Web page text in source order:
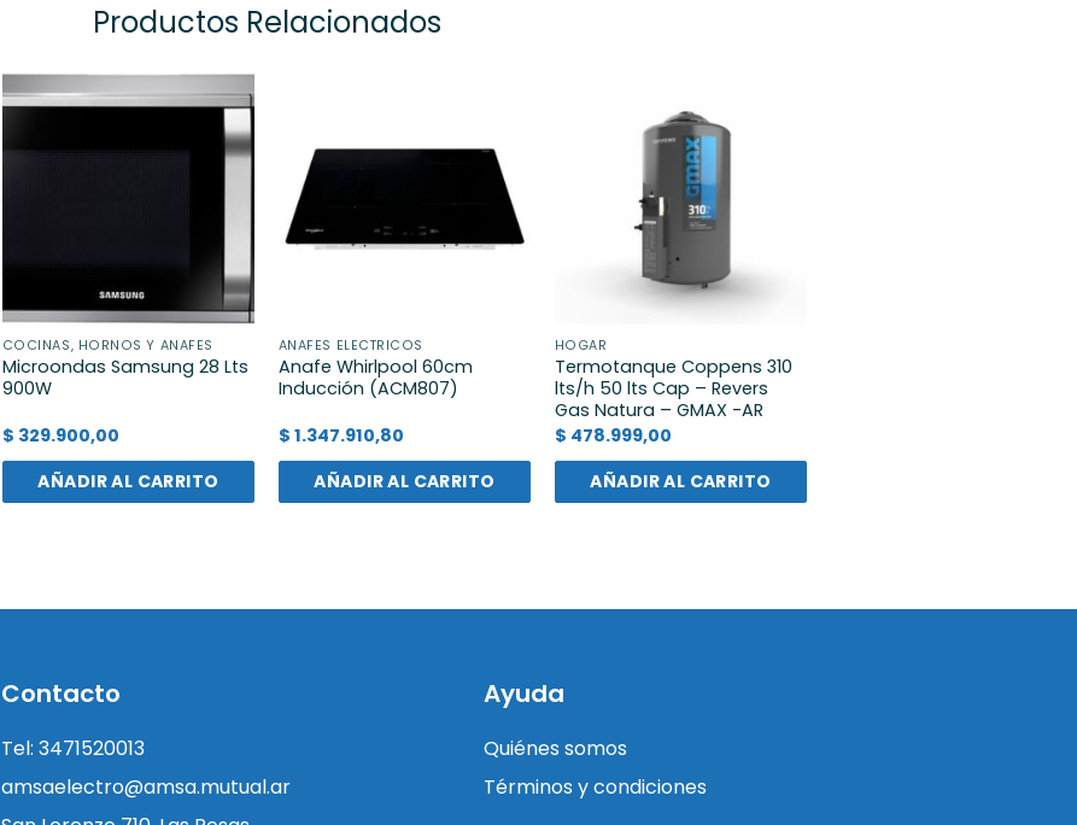
Productos Relacionados
COCINAS, HORNOS Y ANAFES
Microondas Samsung 28 Lts
900W
$ 329.900,00
AÑADIR AL CARRITO
ANAFES ELECTRICOS
Anafe Whirlpool 60cm
Inducción (ACM807)
$ 1.347.910,80
AÑADIR AL CARRITO
HOGAR
Termotanque Coppens 310
lts/h 50 lts Cap – Revers
Gas Natura – GMAX -AR
$ 478.999,00
AÑADIR AL CARRITO
Contacto
Tel: 3471520013
amsaelectro@amsa.mutual.ar
Ayuda
Quiénes somos
Términos y condiciones